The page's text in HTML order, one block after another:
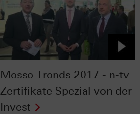
Messe Trends 2017 - n-tv
Zertifikate Spezial von der
Invest